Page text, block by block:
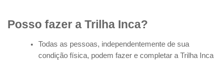
Posso fazer a Trilha Inca?
Todas as pessoas, independentemente de sua
condição física, podem fazer e completar a Trilha Inca